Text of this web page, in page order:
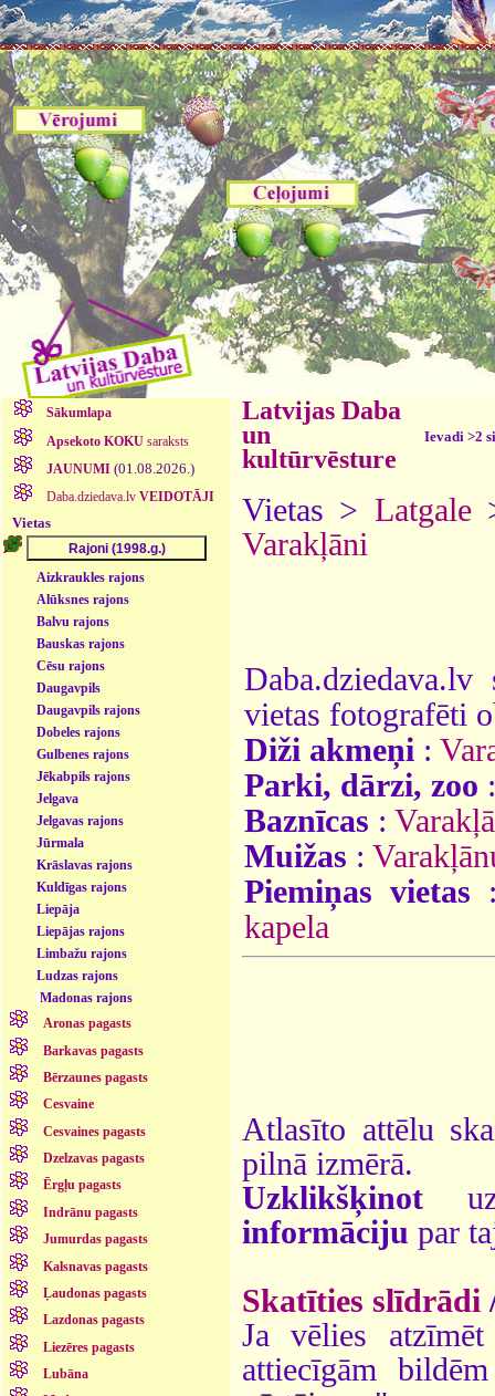
Sākumlapa
Apsekoto KOKUsaraksts
JAUNUMI (01.08.2026.)
Daba.dziedava.lv VEIDOTĀJI
Vietas
Aizkraukles rajons
Alūksnes rajons
Balvu rajons
Bauskas rajons
Cēsu rajons
Daugavpils
Daugavpils rajons
Dobeles rajons
Gulbenes rajons
Jēkabpils rajons
Jelgava
Jelgavas rajons
Jūrmala
Krāslavas rajons
Kuldīgas rajons
Liepāja
Liepājas rajons
Limbažu rajons
Ludzas rajons
Madonas rajons
Aronas pagasts
Barkavas pagasts
Bērzaunes pagasts
Cesvaine
Cesvaines pagasts
Dzelzavas pagasts
Ērgļu pagasts
Indrānu pagasts
Jumurdas pagasts
Kalsnavas pagasts
Ļaudonas pagasts
Lazdonas pagasts
Liezēres pagasts
Lubāna
Latvijas Daba
un
kultūrvēsture
Ievadi >2
Vietas > Latgale
Varakļāni
vietas fotografēti
Diži akmeņi :
Parki, dārzi, zoo
Baznīcas :
Muižas :
Piemiņas vietas
kapela
Atlasīto attēlu
pilnā izmērā.
Uzklikšķinot
informāciju par
Skatīties slīdrādi
Ja vēlies
attiecīgām